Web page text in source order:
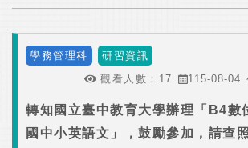
學務管理科
研習資訊
觀看人數： 17 115-08-04
轉知國立臺中教育大學辦理「B4數
國中小英語文」，鼓勵參加，請查照